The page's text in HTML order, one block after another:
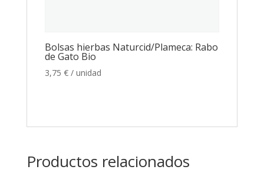
Bolsas hierbas Naturcid/Plameca: Rabo
de Gato Bio
3,75 € / unidad
Productos relacionados